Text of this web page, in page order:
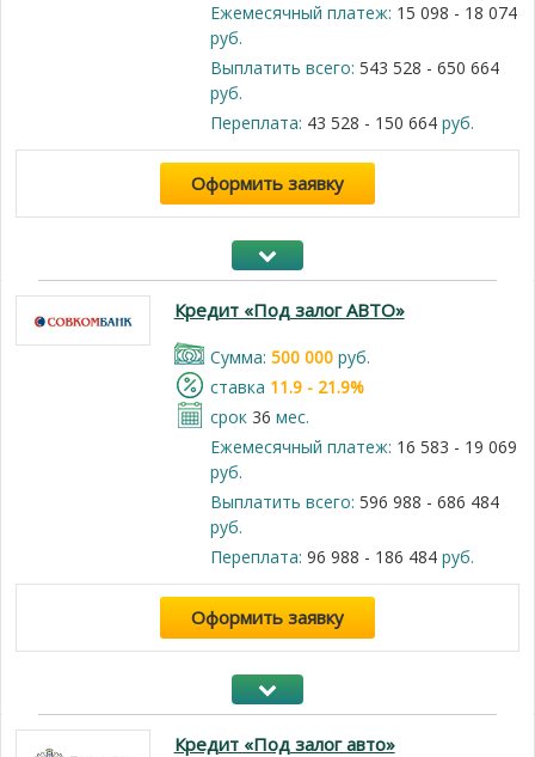
Ежемесячный платеж: 15 098 - 18 074
руб.
Выплатить всего: 543 528 - 650 664
руб.
Переплата: 43 528 - 150 664руб.
Оформить заявку
Кредит «Под залог АВТО»
Cумма: 500 000руб.
cтавка 11.9 - 21.9%
срок 36 мес.
Ежемесячный платеж: 16 583 - 19 069
руб.
Выплатить всего: 596 988 - 686 484
руб.
Переплата: 96 988 - 186 484руб.
Оформить заявку
Кредит «Под залог авто»